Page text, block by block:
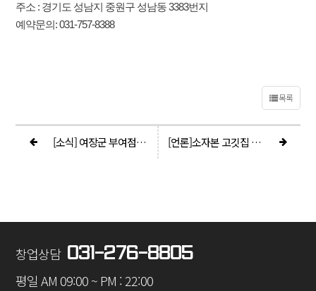
주소 : 경기도 성남지 중원구 성남동 3383번지
예약문의: 031-757-8388
목록
[소식] 여장군 부여점 오픈~! [언론]소자본 고깃집 창업, ‘여장군’ 창업의 성공비결 노하우 전수
창업상담 031-276-8805
평일 AM 09:00 ~ PM : 22:00